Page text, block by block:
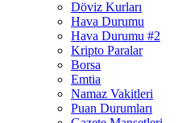
Döviz Kurları
Hava Durumu
Hava Durumu #2
Kripto Paralar
Borsa
Emtia
Namaz Vakitleri
Puan Durumları